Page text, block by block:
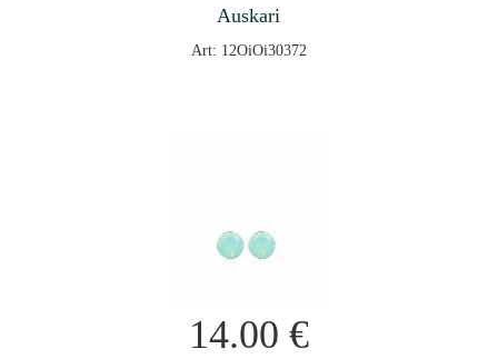
Auskari
Art: 12OiOi30372
14.00 €